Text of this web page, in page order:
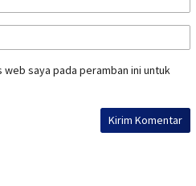
web saya pada peramban ini untuk